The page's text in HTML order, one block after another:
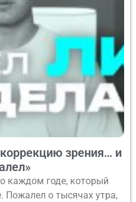
зрения… и
каждом годе, который
Пожалел о тысячах утра,